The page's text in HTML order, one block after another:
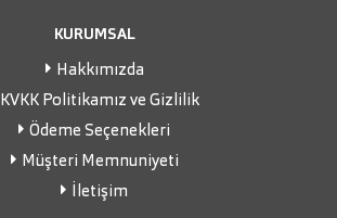
KURUMSAL
Hakkımızda
KVKK Politikamız ve Gizlilik
Ödeme Seçenekleri
Müşteri Memnuniyeti
İletişim